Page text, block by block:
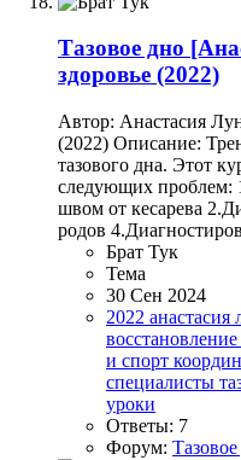
Тазовое дно
здоровье (2022)
Автор: Анастасия
(2022) Описание:
тазового дна. Этот
следующих проблем:
швом от кесарева
родов
Брат Тук
Тема
30 Сен 2024
2022 анастасия
восстановление
и спорт
специалисты
уроки
Ответы: 7
Форум: